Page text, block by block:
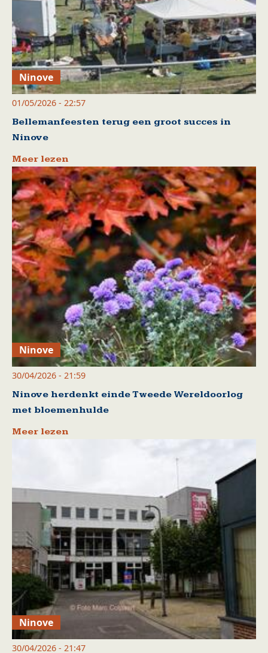
Ninove
01/05/2026 - 22:57
Bellemanfeesten terug een groot succes in
Ninove
Meer lezen
Ninove
30/04/2026 - 21:59
Ninove herdenkt einde Tweede Wereldoorlog
met bloemenhulde
Meer lezen
Ninove
30/04/2026 - 21:47